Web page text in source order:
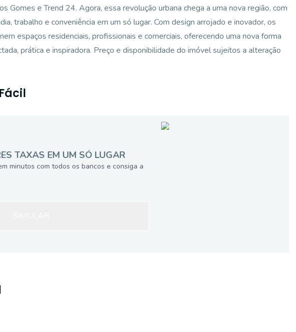
Gomes e Trend 24. Agora, essa revolução urbana chega a uma nova região, com
trabalho e conveniência em um só lugar. Com design arrojado e inovador, os
espaços residenciais, profissionais e comerciais, oferecendo uma nova forma
prática e inspiradora. Preço e disponibilidade do imóvel sujeitos a alteração
TAXAS EM UM SÓ LUGAR
minutos com todos os bancos e consiga a